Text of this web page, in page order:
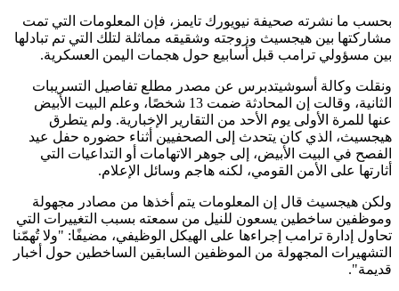
بحسب ما نشرته صحيفة نيويورك تايمز، فإن المعلومات التي تمت
مشاركتها بين هيجسيث وزوجته وشقيقه مماثلة لتلك التي تم تبادلها
بين مسؤولي ترامب قبل أسابيع حول هجمات اليمن العسكرية.
ونقلت وكالة أسوشيتدبرس عن مصدر مطلع تفاصيل التسريبات
الثانية، وقالت إن المحادثة ضمت 13 شخصًا، وعلم البيت الأبيض
عنها للمرة الأولى يوم الأحد من التقارير الإخبارية. ولم يتطرق
هيجسيث، الذي كان يتحدث إلى الصحفيين أثناء حضوره حفل عيد
الفصح في البيت الأبيض، إلى جوهر الاتهامات أو التداعيات التي
أثارتها على الأمن القومي، لكنه هاجم وسائل الإعلام.
ولكن هيجسيث قال إن المعلومات يتم أخذها من مصادر مجهولة
وموظفين ساخطين يسعون للنيل من سمعته بسبب التغييرات التي
تحاول إدارة ترامب إجراءها على الهيكل الوظيفي، مضيفًا: "ولا تُهمّنا
التشهيرات المجهولة من الموظفين السابقين الساخطين حول أخبار
قديمة".